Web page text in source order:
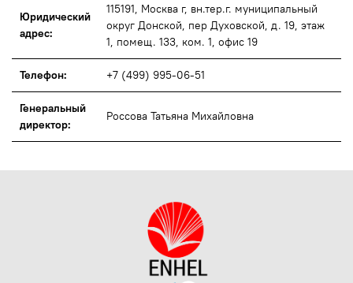
Юридический
адрес:
115191, Москва г, вн.тер.г. муниципальный
округ Донской, пер Духовской, д. 19, этаж
1, помещ. 133, ком. 1, офис 19
Телефон: +7 (499) 995-06-51
Генеральный
директор:
Россова Татьяна Михайловна